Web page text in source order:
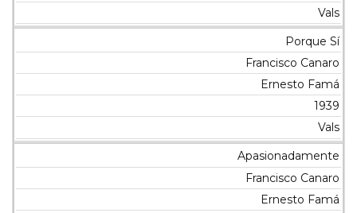
Vals
Porque Sí
Francisco Canaro
Ernesto Famá
1939
Vals
Apasionadamente
Francisco Canaro
Ernesto Famá